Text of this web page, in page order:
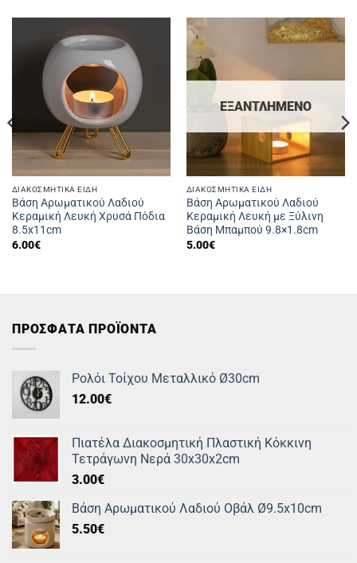
ΔΙΑΚΟΣΜΗΤΙΚΆ ΕΊΔΗ
Βάση Αρωματικού Λαδιού
Κεραμική Λευκή Χρυσά Πόδια
8.5x11cm
6.00€
ΕΞΑΝΤΛΗΜΈΝΟ
ΔΙΑΚΟΣΜΗΤΙΚΆ ΕΊΔΗ
Βάση Αρωματικού Λαδιού
Κεραμική Λευκή με Ξύλινη
Βάση Μπαμπού 9.8×1.8cm
5.00€
ΠΡΟΣΦΑΤΑ ΠΡΟΪΟΝΤΑ
Ρολόι Τοίχου Μεταλλικό Ø30cm
12.00€
Πιατέλα Διακοσμητική Πλαστική Κόκκινη
Τετράγωνη Νερά 30x30x2cm
3.00€
Βάση Αρωματικού Λαδιού Οβάλ Ø9.5x10cm
5.50€